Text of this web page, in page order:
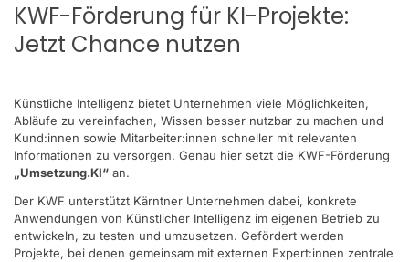
KWF-Förderung für KI-Projekte:
Jetzt Chance nutzen
Künstliche Intelligenz bietet Unternehmen viele Möglichkeiten,
Abläufe zu vereinfachen, Wissen besser nutzbar zu machen und
Kund:innen sowie Mitarbeiter:innen schneller mit relevanten
Informationen zu versorgen. Genau hier setzt die KWF-Förderung
„Umsetzung.KI“ an.
Der KWF unterstützt Kärntner Unternehmen dabei, konkrete
Anwendungen von Künstlicher Intelligenz im eigenen Betrieb zu
entwickeln, zu testen und umzusetzen. Gefördert werden
Projekte, bei denen gemeinsam mit externen Expert:innen zentrale